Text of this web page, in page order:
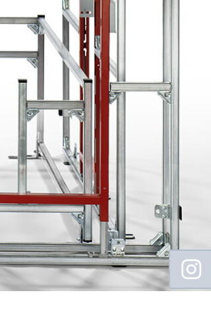
Floating
Sidebar